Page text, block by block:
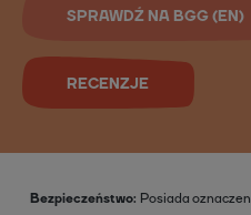
SPRAWDŹ NA BGG (EN)
RECENZJE
Bezpieczeństwo Posiada